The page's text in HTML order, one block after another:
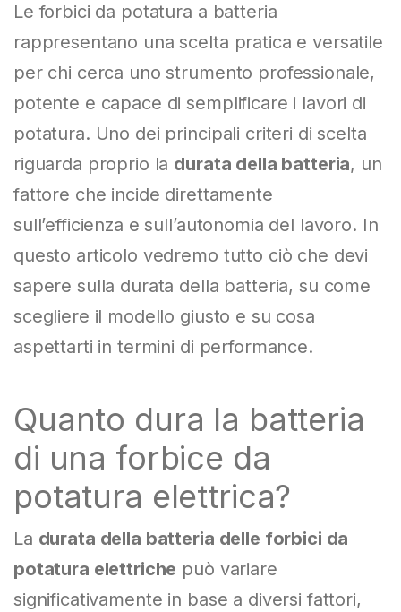
Le forbici da potatura a batteria
rappresentano una scelta pratica e versatile
per chi cerca uno strumento professionale,
potente e capace di semplificare i lavori di
potatura. Uno dei principali criteri di scelta
riguarda proprio la durata della batteria, un
fattore che incide direttamente
sull’efficienza e sull’autonomia del lavoro. In
questo articolo vedremo tutto ciò che devi
sapere sulla durata della batteria, su come
scegliere il modello giusto e su cosa
aspettarti in termini di performance.
Quanto dura la batteria
di una forbice da
potatura elettrica?
La durata della batteria delle forbici da
potatura elettriche può variare
significativamente in base a diversi fattori,